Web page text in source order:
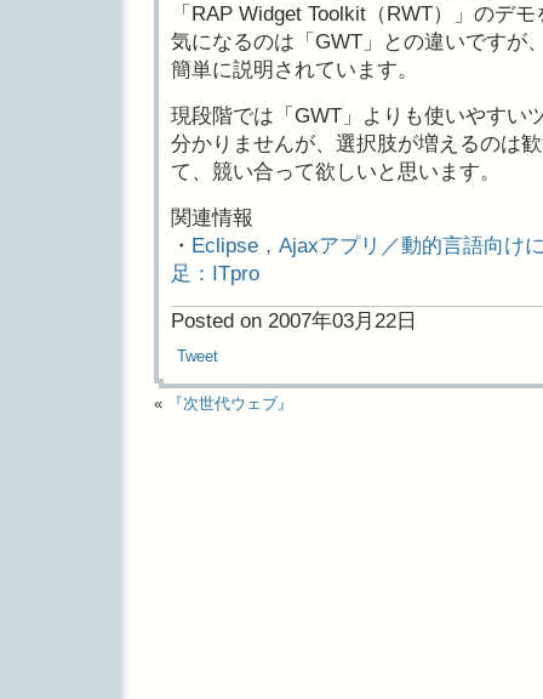
「RAP Widget Toolkit（RWT）」のデ
気になるのは「GWT」との違いですが
簡単に説明されています。
現段階では「GWT」よりも使いやすい
分かりませんが、選択肢が増えるのは
て、競い合って欲しいと思います。
関連情報
・ Eclipse，Ajaxアプリ／動的言語向け
足：ITpro
Posted on 2007年03月22日
Tweet
« 『次世代ウェブ』